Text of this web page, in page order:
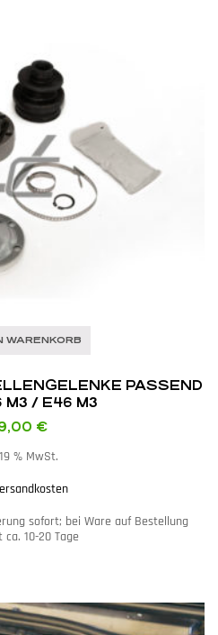
WARENKORB
PASSEND
M3 / E46 M3
€
% MwSt.
sofort; bei Ware auf Bestellung
ca. 10-20 Tage